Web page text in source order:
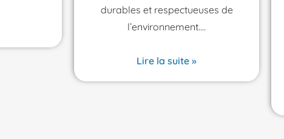
durables et respectueuses de
l’environnement.
Lire la suite »